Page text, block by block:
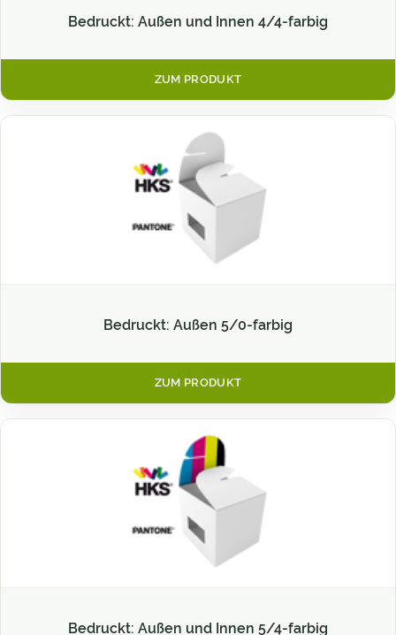
Bedruckt: Außen und Innen 4/4-farbig
ZUM PRODUKT
Bedruckt: Außen 5/0-farbig
ZUM PRODUKT
Bedruckt: Außen und Innen 5/4-farbig